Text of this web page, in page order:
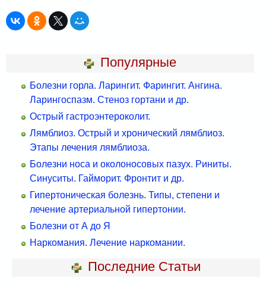
Популярные
Болезни горла. Ларингит. Фарингит. Ангина.
Ларингоспазм. Стеноз гортани и др.
Острый гастроэнтероколит.
Лямблиоз. Острый и хронический лямблиоз.
Этапы лечения лямблиоза.
Болезни носа и околоносовых пазух. Риниты.
Синуситы. Гайморит. Фронтит и др.
Гипертоническая болезнь. Типы, степени и
лечение артериальной гипертонии.
Болезни от А до Я
Наркомания. Лечение наркомании.
Последние Статьи